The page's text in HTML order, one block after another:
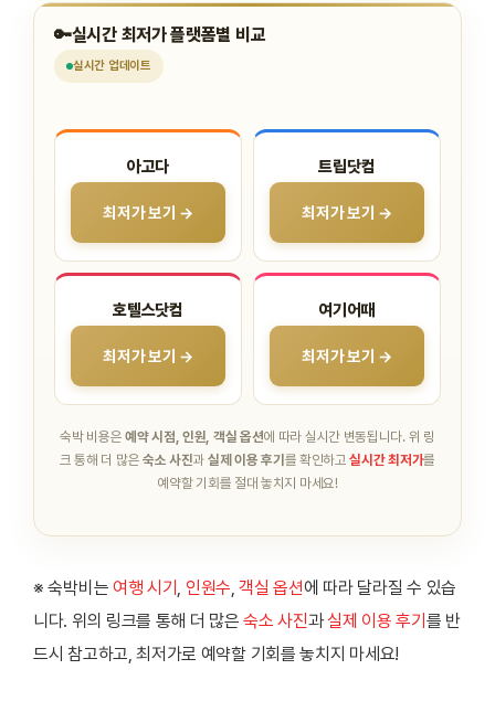
🔑실시간 최저가 플랫폼별 비교
실시간 업데이트
아고다
최저가 보기 →
트립닷컴
최저가 보기 →
호텔스닷컴
최저가 보기 →
여기어때
최저가 보기 →
숙박 비용은예약 시점, 인원, 객실 옵션에 따라 실시간 변동됩니다.위 링
크 통해 더 많은 숙소 사진과 실제 이용 후기 를 확인하고실시간 최저가를
예약할 기회를 절대 놓치지 마세요!
※ 숙박비는 여행 시기 , 인원수, 객실 옵션에 따라 달라질 수 있습
니다. 위의 링크를 통해 더 많은 숙소 사진과실제 이용 후기 를 반
드시 참고하고, 최저가로 예약할 기회를 놓치지 마세요!